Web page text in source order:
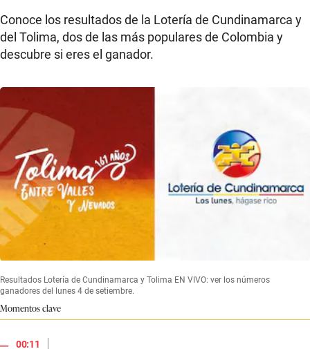
Conoce los resultados de la Lotería de Cundinamarca y
del Tolima, dos de las más populares de Colombia y
descubre si eres el ganador.
Resultados Lotería de Cundinamarca y Tolima EN VIVO: ver los números
ganadores del lunes 4 de setiembre.
Momentos clave
00:11
|